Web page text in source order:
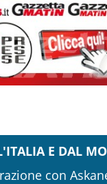
E DAL
con